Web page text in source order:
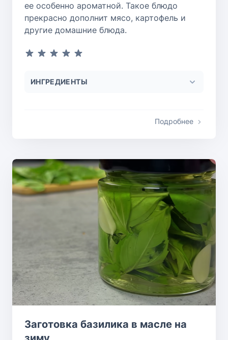
ее особенно ароматной. Такое блюдо
прекрасно дополнит мясо, картофель и
другие домашние блюда.
ИНГРЕДИЕНТЫ
Подробнее
Заготовка базилика в масле на